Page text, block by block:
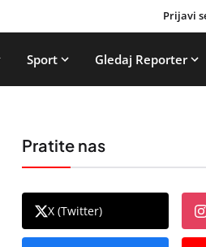
Prijavi
Sport Gledaj Reporter
Pratite nas
X (Twitter)